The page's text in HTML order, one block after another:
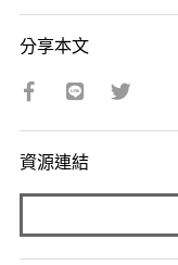
分享本文
資源連結